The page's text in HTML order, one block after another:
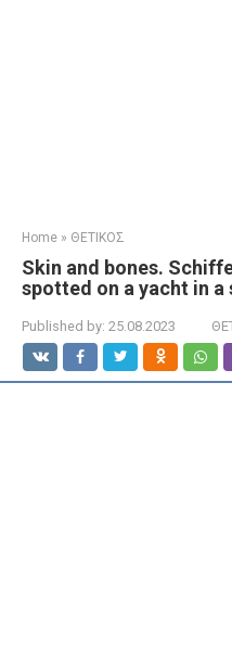
Home » ΘΕΤΙΚΟΣ
Skin and bones.
spotted on a yacht in a
Published by: 25.08.2023